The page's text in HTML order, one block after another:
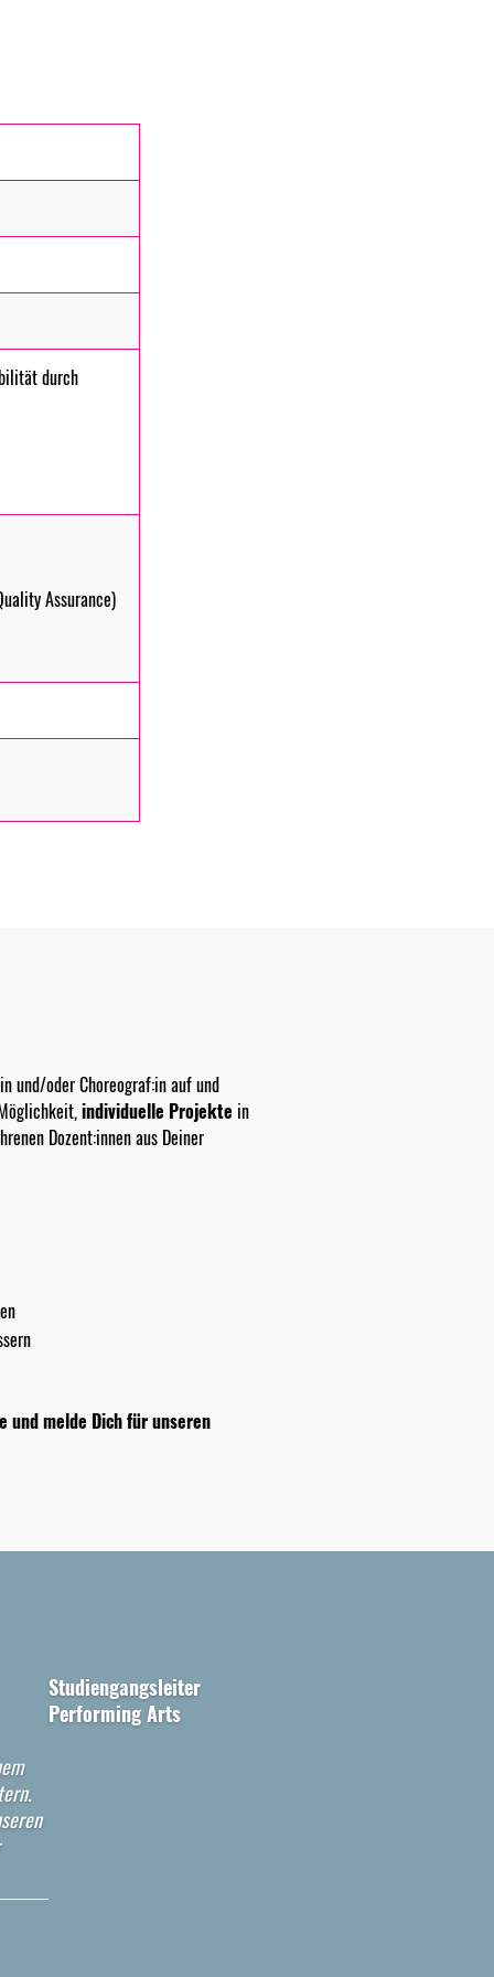
durch
Assurance)
und/oder Choreograf:in auf und
individuelle Projekte in
Dozent:innen aus Deiner
und melde Dich für unseren
Studiengangsleiter
Performing Arts